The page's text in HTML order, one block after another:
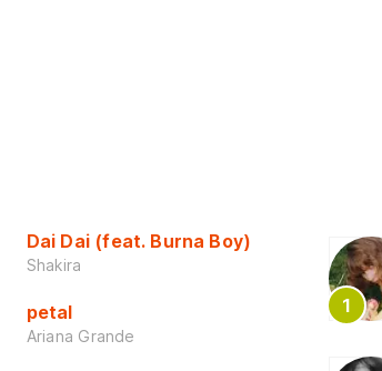
Dai Dai (feat. Burna Boy)
Shakira
petal
Ariana Grande